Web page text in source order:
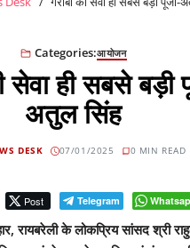
Categories:आयोजन
सेवा ही सबसे बड़ी
अतुल सिंह
DESK 07/01/2025 0 MIN READ
Post Telegram
रायबरेली के लोकप्रिय सांसद श्री